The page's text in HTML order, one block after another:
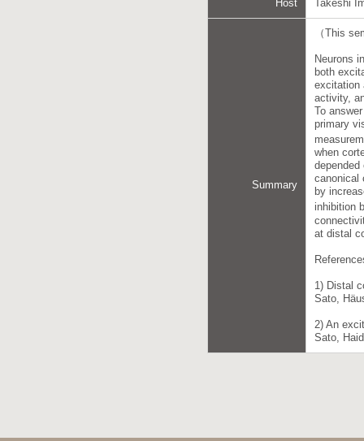
Host Takeshi
Summary
（This
Neurons
both
excitation
activity,
To
primary
when
canonical
by
inhibition
at distal
1) Distal
Sato,
2) An
Sato,